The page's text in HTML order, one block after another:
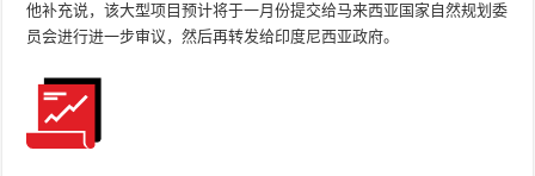
他补充说，该大型项目预计将于一月份提交给马来西亚国家自然规划委
员会进行进一步审议，然后再转发给印度尼西亚政府。